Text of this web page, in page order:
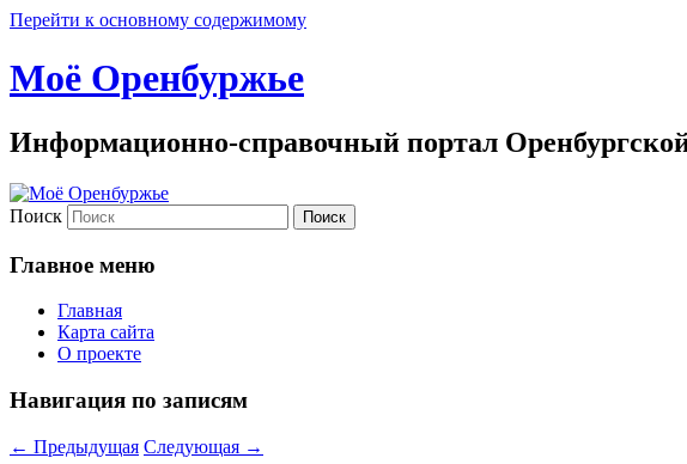
Перейти к основному содержимому
Моё Оренбуржье
Информационно-справочный портал
Поиск
Главное меню
Главная
Карта сайта
О проекте
Навигация по записям
← Предыдущая Следующая →